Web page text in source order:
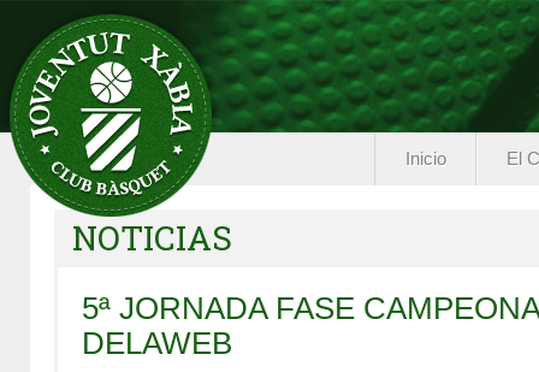
Inicio El
NOTICIAS
5ª JORNADA FASE
DELAWEB